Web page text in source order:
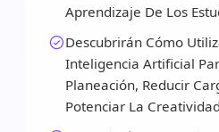
Aprendizaje De Los
Descubrirán Cómo
Inteligencia Artificial
Planeación, Reducir
Potenciar La